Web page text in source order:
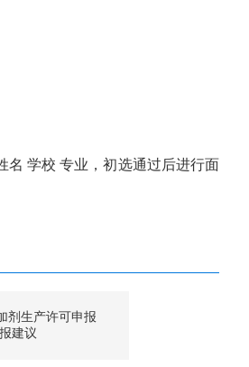
名 学校 专业，初选通过后进行面
剂生产许可申报
建议